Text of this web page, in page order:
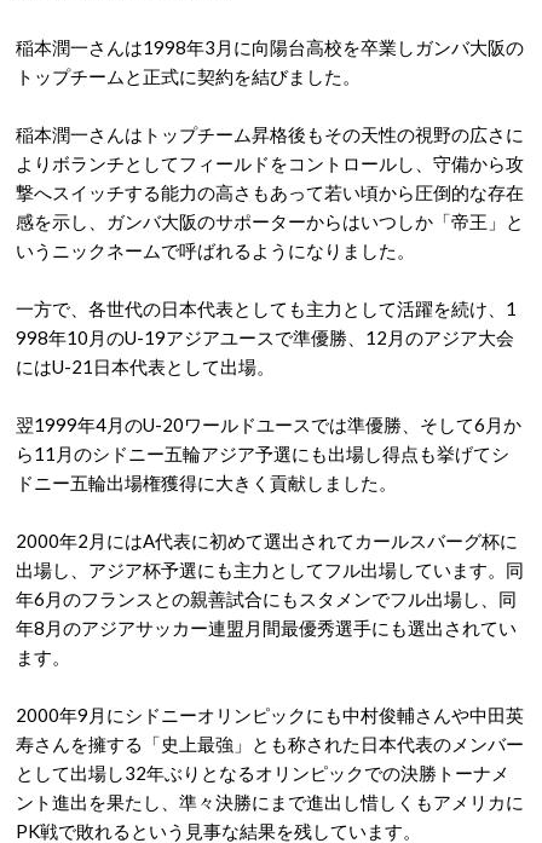
稲本潤一さんは1998年3月に向陽台高校を卒業しガンバ大阪の
トップチームと正式に契約を結びました。
稲本潤一さんはトップチーム昇格後もその天性の視野の広さに
よりボランチとしてフィールドをコントロールし、守備から攻
撃へスイッチする能力の高さもあって若い頃から圧倒的な存在
感を示し、ガンバ大阪のサポーターからはいつしか「帝王」と
いうニックネームで呼ばれるようになりました。
一方で、各世代の日本代表としても主力として活躍を続け、1
998年10月のU-19アジアユースで準優勝、12月のアジア大会
にはU-21日本代表として出場。
翌1999年4月のU-20ワールドユースでは準優勝、そして6月か
ら11月のシドニー五輪アジア予選にも出場し得点も挙げてシ
ドニー五輪出場権獲得に大きく貢献しました。
2000年2月にはA代表に初めて選出されてカールスバーグ杯に
出場し、アジア杯予選にも主力としてフル出場しています。同
年6月のフランスとの親善試合にもスタメンでフル出場し、同
年8月のアジアサッカー連盟月間最優秀選手にも選出されてい
ます。
2000年9月にシドニーオリンピックにも中村俊輔さんや中田英
寿さんを擁する「史上最強」とも称された日本代表のメンバー
として出場し32年ぶりとなるオリンピックでの決勝トーナメ
ント進出を果たし、準々決勝にまで進出し惜しくもアメリカに
PK戦で敗れるという見事な結果を残しています。